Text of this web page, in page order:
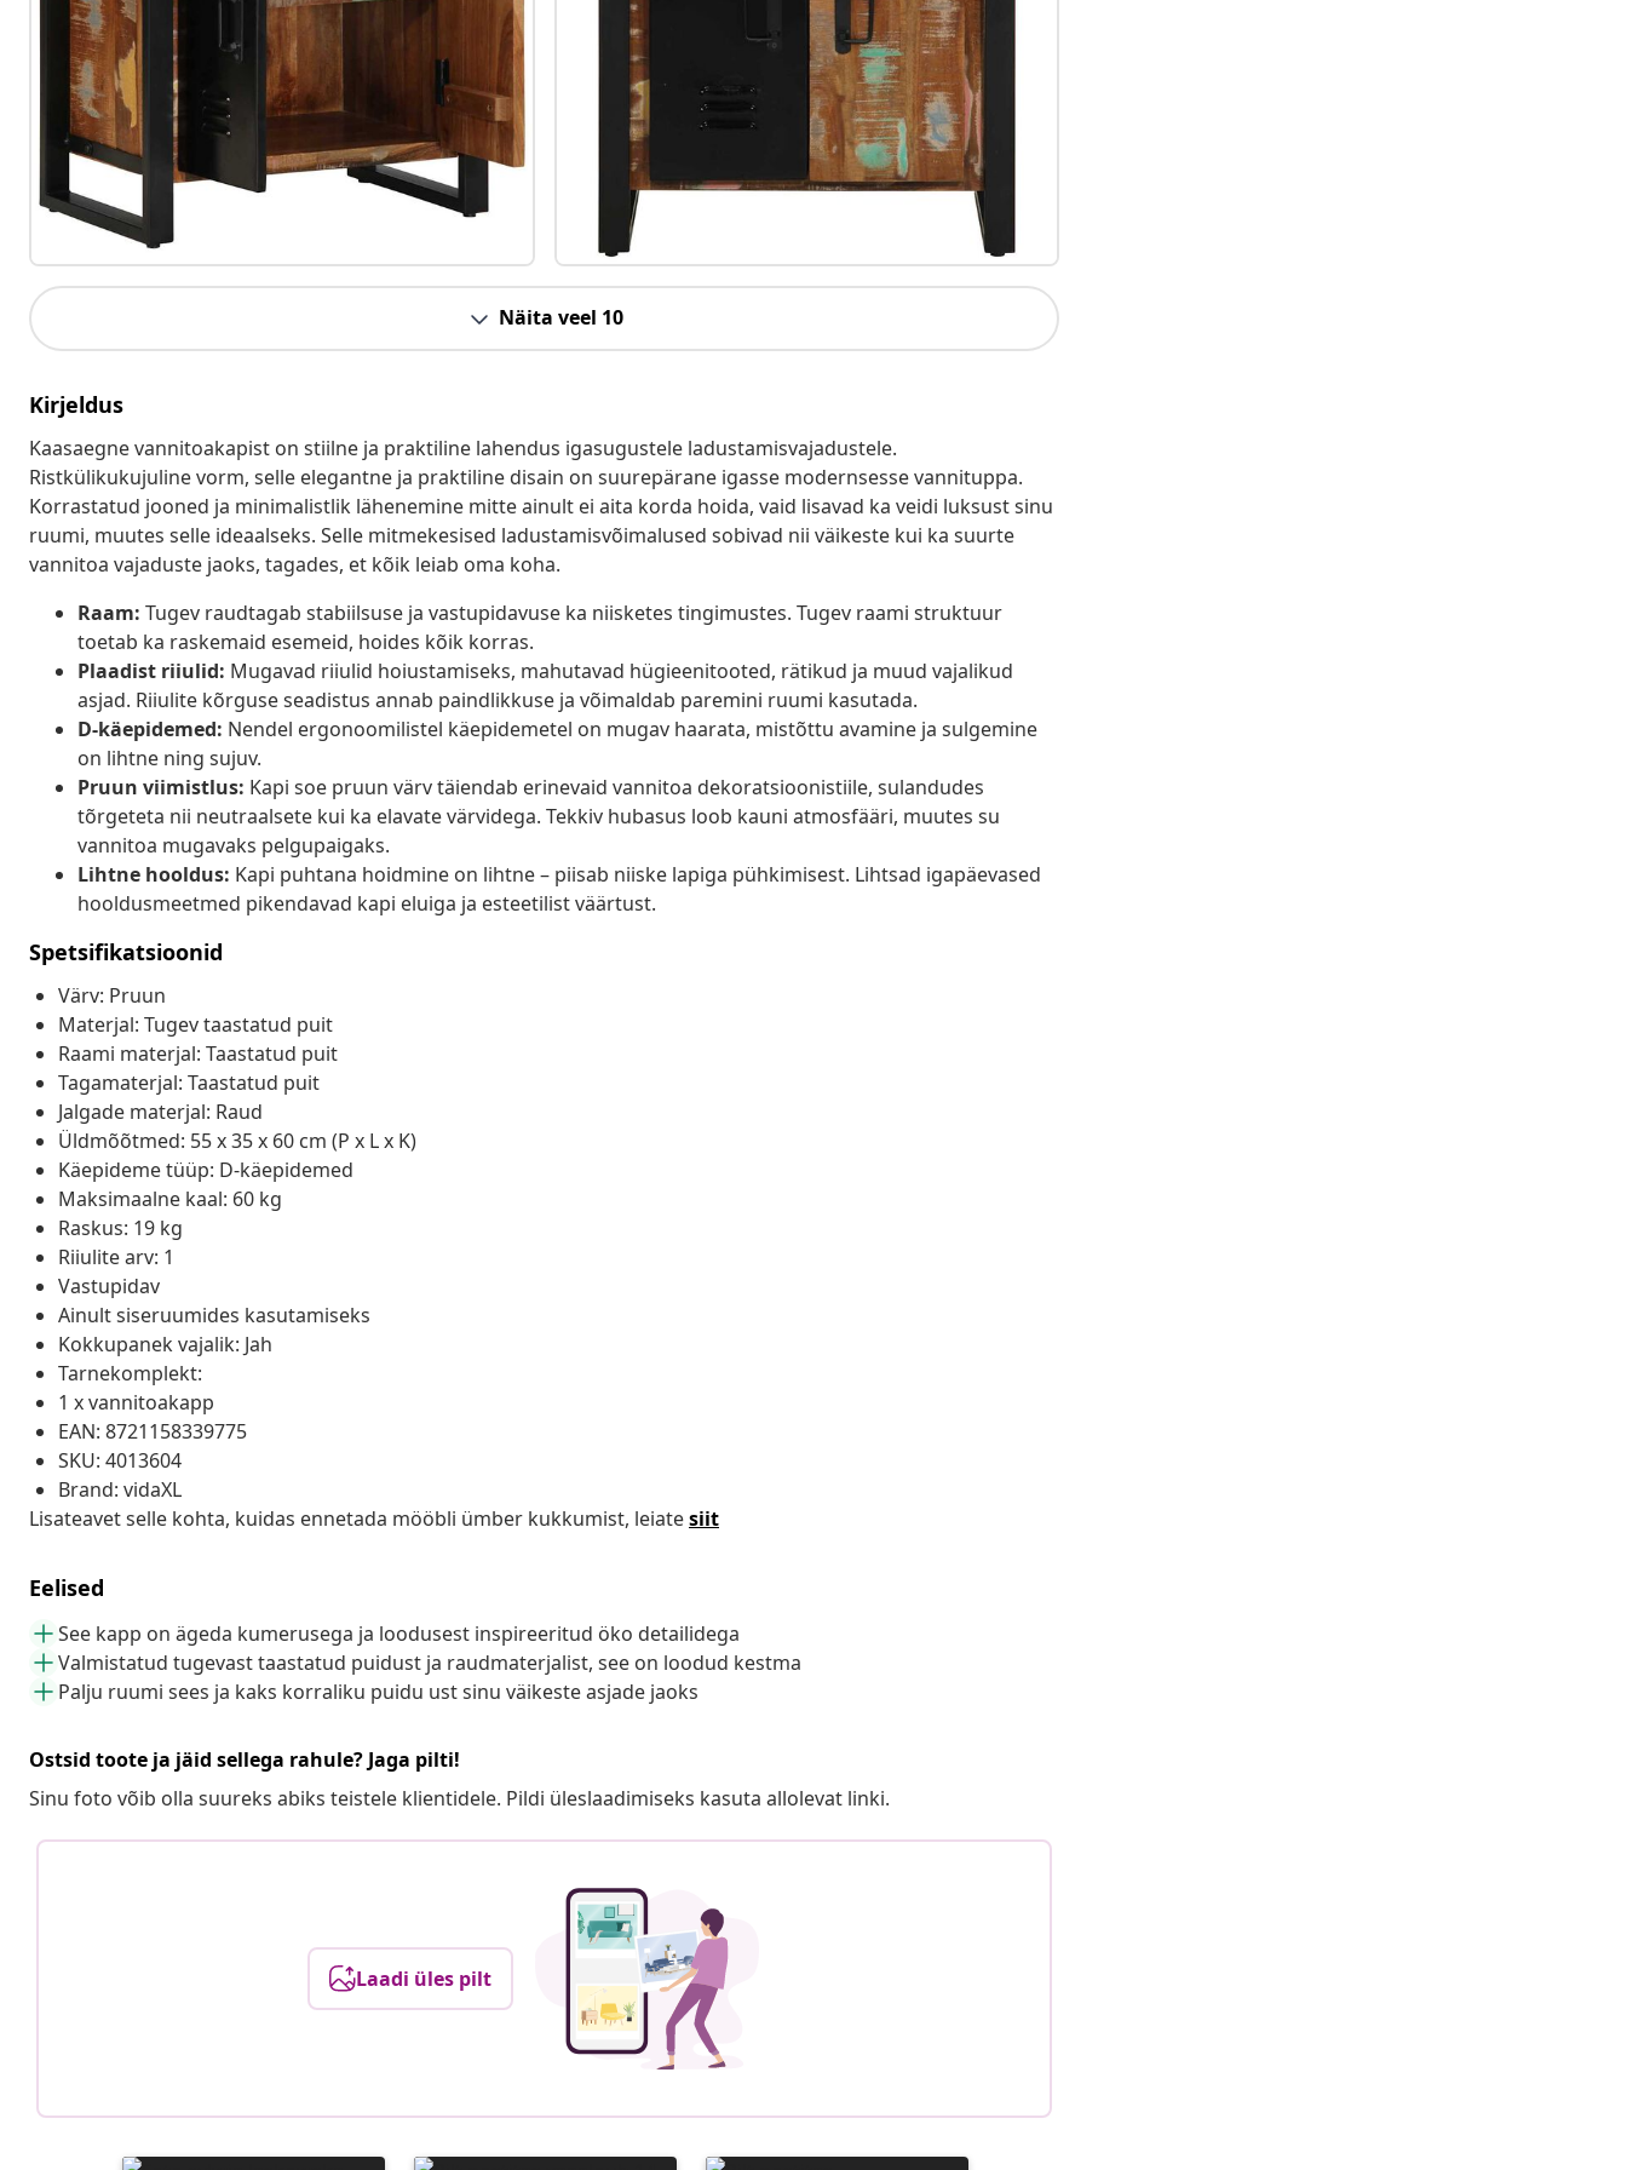
Näita veel 10
Kirjeldus
Kaasaegne vannitoakapist on stiilne ja praktiline lahendus igasugustele ladustamisvajadustele.
Ristkülikukujuline vorm, selle elegantne ja praktiline disain on suurepärane igasse modernsesse vannituppa.
Korrastatud jooned ja minimalistlik lähenemine mitte ainult ei aita korda hoida, vaid lisavad ka veidi luksust sinu
ruumi, muutes selle ideaalseks. Selle mitmekesised ladustamisvõimalused sobivad nii väikeste kui ka suurte
vannitoa vajaduste jaoks, tagades, et kõik leiab oma koha.
Raam: Tugev raudtagab stabiilsuse ja vastupidavuse ka niisketes tingimustes. Tugev raami struktuur
toetab ka raskemaid esemeid, hoides kõik korras.
Plaadist riiulid: Mugavad riiulid hoiustamiseks, mahutavad hügieenitooted, rätikud ja muud vajalikud
asjad. Riiulite kõrguse seadistus annab paindlikkuse ja võimaldab paremini ruumi kasutada.
D-käepidemed: Nendel ergonoomilistel käepidemetel on mugav haarata, mistõttu avamine ja sulgemine
on lihtne ning sujuv.
Pruun viimistlus: Kapi soe pruun värv täiendab erinevaid vannitoa dekoratsioonistiile, sulandudes
tõrgeteta nii neutraalsete kui ka elavate värvidega. Tekkiv hubasus loob kauni atmosfääri, muutes su
vannitoa mugavaks pelgupaigaks.
Lihtne hooldus: Kapi puhtana hoidmine on lihtne – piisab niiske lapiga pühkimisest. Lihtsad igapäevased
hooldusmeetmed pikendavad kapi eluiga ja esteetilist väärtust.
Spetsifikatsioonid
Värv: Pruun
Materjal: Tugev taastatud puit
Raami materjal: Taastatud puit
Tagamaterjal: Taastatud puit
Jalgade materjal: Raud
Üldmõõtmed: 55 x 35 x 60 cm (P x L x K)
Käepideme tüüp: D-käepidemed
Maksimaalne kaal: 60 kg
Raskus: 19 kg
Riiulite arv: 1
Vastupidav
Ainult siseruumides kasutamiseks
Kokkupanek vajalik: Jah
Tarnekomplekt:
1 x vannitoakapp
EAN: 8721158339775
SKU: 4013604
Brand: vidaXL
Lisateavet selle kohta, kuidas ennetada mööbli ümber kukkumist, leiatesiit
Eelised
See kapp on ägeda kumerusega ja loodusest inspireeritud öko detailidega
Valmistatud tugevast taastatud puidust ja raudmaterjalist, see on loodud kestma
Palju ruumi sees ja kaks korraliku puidu ust sinu väikeste asjade jaoks
Ostsid toote ja jäid sellega rahule? Jaga pilti!
Sinu foto võib olla suureks abiks teistele klientidele. Pildi üleslaadimiseks kasuta allolevat linki.
Laadi üles pilt